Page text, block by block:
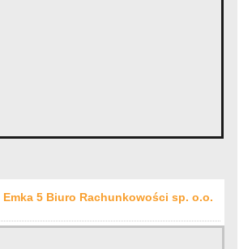
Emka 5 Biuro Rachunkowości sp. o.o.